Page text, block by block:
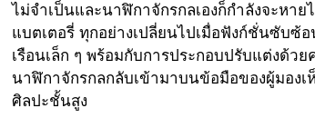
ไม่จำเป็นและนาฬิกาจักรกลเองก็กำลังจะหา
แบตเตอรี่ ทุกอย่างเปลี่ยนไปเมื่อฟังก์ชั่นซับซ้
เรือนเล็ก ๆ พร้อมกับการประกอบปรับแต่งด้
นาฬิกาจักรกลกลับเข้ามาบนข้อมือของผู้มอง
ศิลปะชั้นสูง